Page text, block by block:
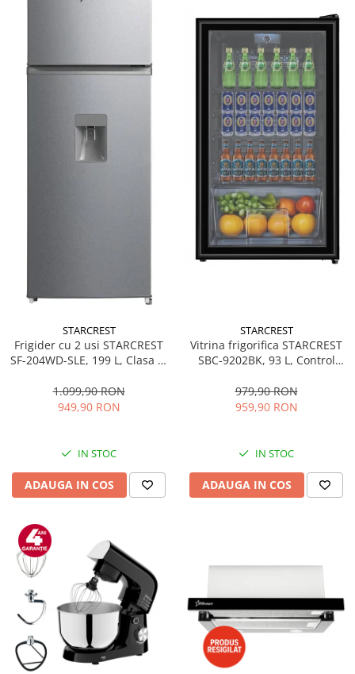
STARCREST
Frigider cu 2 usi STARCREST
SF-204WD-SLE, 199 L, Clasa E,
Termostat Ajustabil, Usi
reversibile, H 143 cm, Argintiu
1.099,90 RON
949,90 RON
IN STOC
ADAUGA IN COS
STARCREST
Vitrina frigorifica STARCREST
SBC-9202BK, 93 L, Control
83.2 cm, Negru
979,90 RON
959,90 RON
IN STOC
ADAUGA IN COS